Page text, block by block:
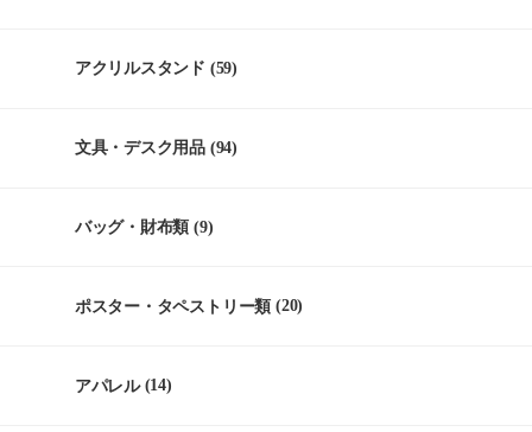
アクリルスタンド (59)
文具・デスク用品 (94)
バッグ・財布類 (9)
ポスター・タペストリー類 (20)
アパレル(14)